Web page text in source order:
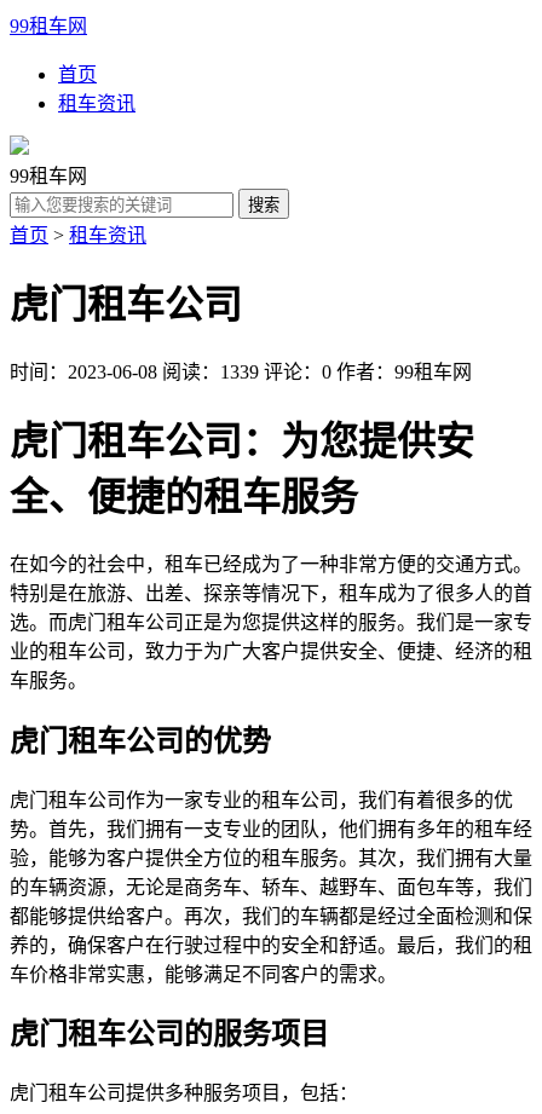
99租车网
首页
租车资讯
99租车网
首页 > 租车资讯
虎门租车公司
时间：2023-06-08 阅读：1339 评论：0 作者：99租车网
虎门租车公司：为您提供安
全、便捷的租车服务
在如今的社会中，租车已经成为了一种非常方便的交通方式。
特别是在旅游、出差、探亲等情况下，租车成为了很多人的首
选。而虎门租车公司正是为您提供这样的服务。我们是一家专
业的租车公司，致力于为广大客户提供安全、便捷、经济的租
车服务。
虎门租车公司的优势
虎门租车公司作为一家专业的租车公司，我们有着很多的优
势。首先，我们拥有一支专业的团队，他们拥有多年的租车经
验，能够为客户提供全方位的租车服务。其次，我们拥有大量
的车辆资源，无论是商务车、轿车、越野车、面包车等，我们
都能够提供给客户。再次，我们的车辆都是经过全面检测和保
养的，确保客户在行驶过程中的安全和舒适。最后，我们的租
车价格非常实惠，能够满足不同客户的需求。
虎门租车公司的服务项目
虎门租车公司提供多种服务项目，包括：